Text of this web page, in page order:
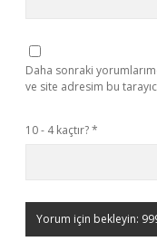
Daha sonraki
ve site adresim bu
10 - 4 kaçtır?*